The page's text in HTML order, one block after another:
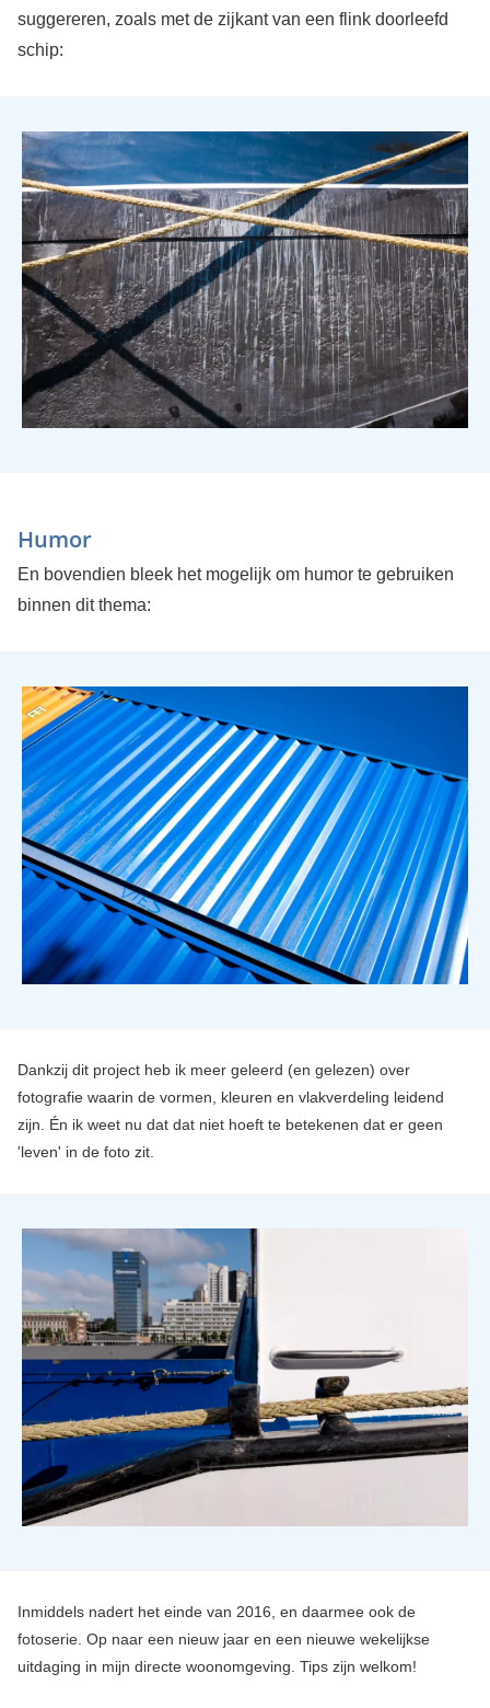
suggereren, zoals met de zijkant van een flink doorleefd
schip:
Humor
En bovendien bleek het mogelijk om humor te gebruiken
binnen dit thema:
Dankzij dit project heb ik meer geleerd (en gelezen) over
fotografie waarin de vormen, kleuren en vlakverdeling leidend
zijn. Én ik weet nu dat dat niet hoeft te betekenen dat er geen
'leven' in de foto zit.
Inmiddels nadert het einde van 2016, en daarmee ook de
fotoserie. Op naar een nieuw jaar en een nieuwe wekelijkse
uitdaging in mijn directe woonomgeving. Tips zijn welkom!